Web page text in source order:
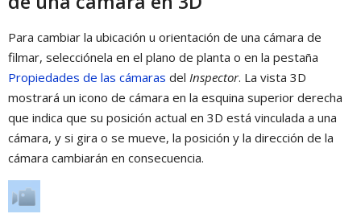
Para cambiar la ubicación u orientación de una cámara de
filmar, selecciónela en el plano de planta o en la pestaña
Propiedades de las cámaras del Inspector. La vista 3D
mostrará un icono de cámara en la esquina superior derecha
que indica que su posición actual en 3D está vinculada a una
cámara, y si gira o se mueve, la posición y la dirección de la
cámara cambiarán en consecuencia.